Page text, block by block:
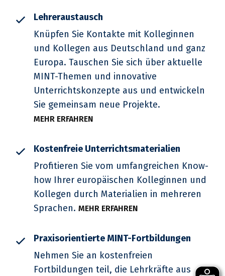
Lehreraustausch
Knüpfen Sie Kontakte mit Kolleginnen
und Kollegen aus Deutschland und ganz
Europa. Tauschen Sie sich über aktuelle
MINT-Themen und innovative
Unterrichtskonzepte aus und entwickeln
Sie gemeinsam neue Projekte.
MEHR ERFAHREN
Kostenfreie Unterrichtsmaterialien
Profitieren Sie vom umfangreichen Know-
how Ihrer europäischen Kolleginnen und
Kollegen durch Materialien in mehreren
Sprachen. MEHR ERFAHREN
Praxisorientierte MINT-Fortbildungen
Nehmen Sie an kostenfreien
Fortbildungen teil, die Lehrkräfte aus